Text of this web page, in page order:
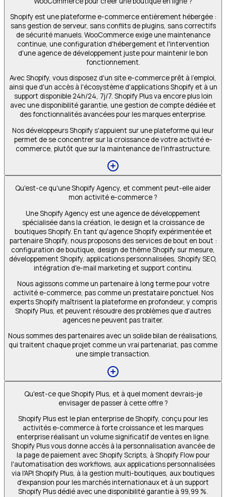
Shopify est une plateforme e-commerce entièrement hébergée :
sans gestion de serveur, sans conflits de plugins, sans correctifs
de sécurité manuels. WooCommerce exige une maintenance
continue, une configuration d'hébergement et l'intervention
d'une agence de développement juste pour maintenir le bon
fonctionnement.
Avec Shopify, vous disposez d'un site e-commerce prêt à l'emploi,
ainsi que d'un accès à l'écosystème d'applications Shopify et à un
support disponible 24h/24, 7j/7. Shopify Plus va encore plus loin
avec une disponibilité garantie, une gestion de compte dédiée et
des fonctionnalités avancées pour les marques enterprise.
Nos développeurs Shopify s'appuient sur une plateforme qui leur
permet de se concentrer sur la croissance de votre activité e-
commerce, plutôt que sur la maintenance de l'infrastructure.
Qu'est-ce qu'une Shopify Agency, et comment peut-elle aider
mon activité e-commerce ?
Une Shopify Agency est une agence de développement
spécialisée dans la création, le design et la croissance de
boutiques Shopify. En tant qu'agence Shopify expérimentée et
partenaire Shopify, nous proposons des services de bout en bout :
configuration de boutique, design de thème Shopify sur mesure,
développement Shopify, applications personnalisées, Shopify SEO,
intégration d'e-mail marketing et support continu.
Nous agissons comme un partenaire à long terme pour votre
activité e-commerce, pas comme un prestataire ponctuel. Nos
experts Shopify maîtrisent la plateforme en profondeur, y compris
Shopify Plus, et peuvent résoudre des problèmes que d'autres
agences ne peuvent pas traiter.
Nous sommes des partenaires avec un solide bilan de réalisations,
qui traitent chaque projet comme un vrai partenariat, pas comme
une simple transaction.
Qu'est-ce que Shopify Plus, et à quel moment devrais-je
envisager de passer à cette offre ?
Shopify Plus est le plan enterprise de Shopify, conçu pour les
activités e-commerce à forte croissance et les marques
enterprise réalisant un volume significatif de ventes en ligne.
Shopify Plus vous donne accès à la personnalisation avancée de
la page de paiement avec Shopify Scripts, à Shopify Flow pour
l'automatisation des workflows, aux applications personnalisées
via l'API Shopify Plus, à la gestion multi-boutiques, aux boutiques
d'expansion pour les marchés internationaux et à un support
Shopify Plus dédié avec une disponibilité garantie à 99,99 %.